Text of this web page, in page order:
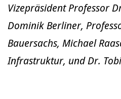
Vizepräsident Professor
Dominik Berliner,
Bauersachs, Michael
Infrastruktur, und Dr.